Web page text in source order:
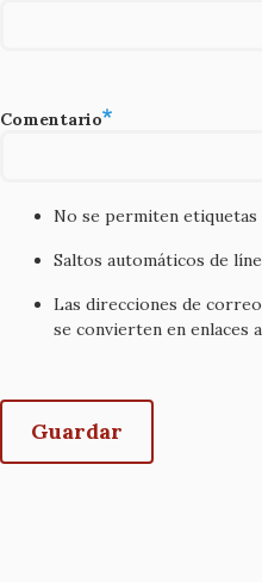
Comentario
No se permiten etiquetas
Saltos automáticos de
Las direcciones de
se convierten en enlaces